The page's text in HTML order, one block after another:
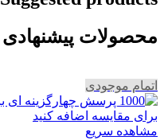
محصولات پیشنهادی
اتمام موجودی
برای مقایسه اضافه کنید
مشاهده سریع